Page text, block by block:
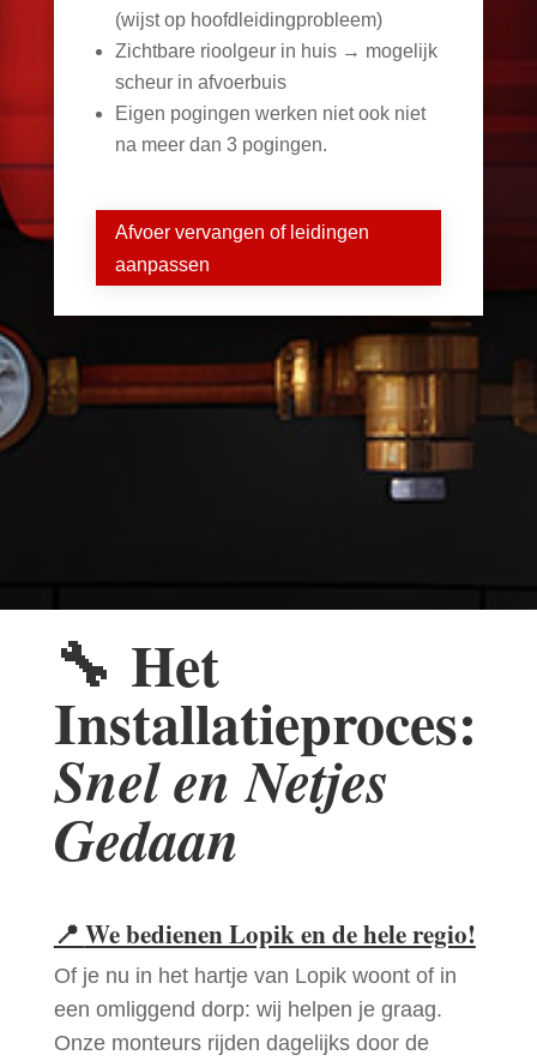
(wijst op hoofdleidingprobleem)
Zichtbare rioolgeur in huis → mogelijk
scheur in afvoerbuis
Eigen pogingen werken niet ook niet
na meer dan 3 pogingen.
Afvoer vervangen of leidingen
aanpassen
🔧 Het
Installatieproces:
Snel en Netjes
Gedaan
📍 We bedienen Lopik en de hele regio!
Of je nu in het hartje van Lopik woont of in
een omliggend dorp: wij helpen je graag.
Onze monteurs rijden dagelijks door de